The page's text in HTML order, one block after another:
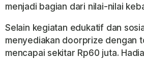
menjadi bagian dari nilai-nilai
Selain kegiatan edukatif dan
menyediakan doorprize dengan
mencapai sekitar Rp60 juta.